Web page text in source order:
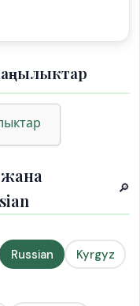
🔎
Russian
Kyrgyz